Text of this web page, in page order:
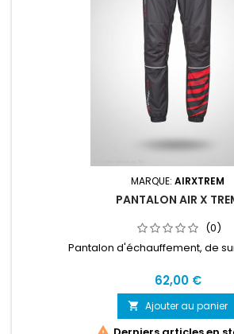
MARQUE: AIRXTREM
PANTALON AIR X
(0)
Pantalon d'échauffement, de
62,00 €
 Ajouter au panier